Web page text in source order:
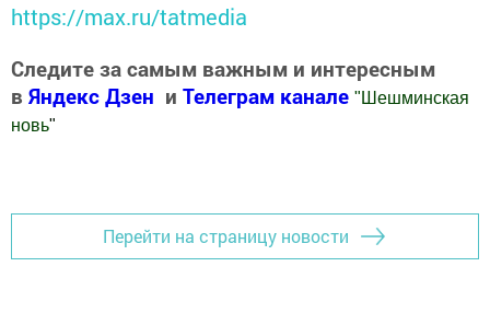
https://max.ru/tatmedia
Следите за самым важным и интересным
в Яндекс Дзен и Телеграм канале " Шешминская
новь"
Перейти на страницу новости